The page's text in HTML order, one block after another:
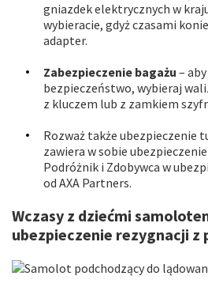
gniazdek elektrycznych w
wybieracie, gdyż czasami
adapter.
Zabezpieczenie bagażu –
bezpieczeństwo, wybieraj
z kluczem lub z zamkiem
Rozważ także ubezpieczenie
zawiera w sobie
Podróżnik i Zdobywca w
od AXA Partners.
Wczasy z dziećmi
ubezpieczenie rezygnacji z